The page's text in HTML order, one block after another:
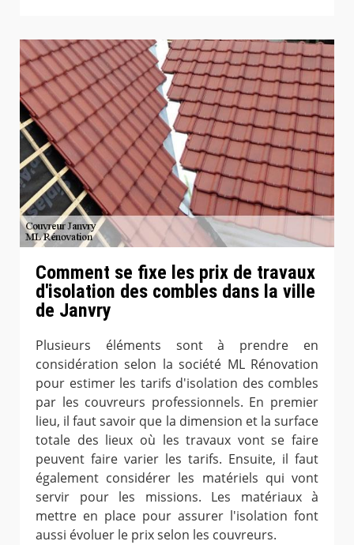
Comment se fixe les prix de travaux
d'isolation des combles dans la ville
de Janvry
Plusieurs éléments sont à prendre en
considération selon la société ML Rénovation
pour estimer les tarifs d'isolation des combles
par les couvreurs professionnels. En premier
lieu, il faut savoir que la dimension et la surface
totale des lieux où les travaux vont se faire
peuvent faire varier les tarifs. Ensuite, il faut
également considérer les matériels qui vont
servir pour les missions. Les matériaux à
mettre en place pour assurer l'isolation font
aussi évoluer le prix selon les couvreurs.